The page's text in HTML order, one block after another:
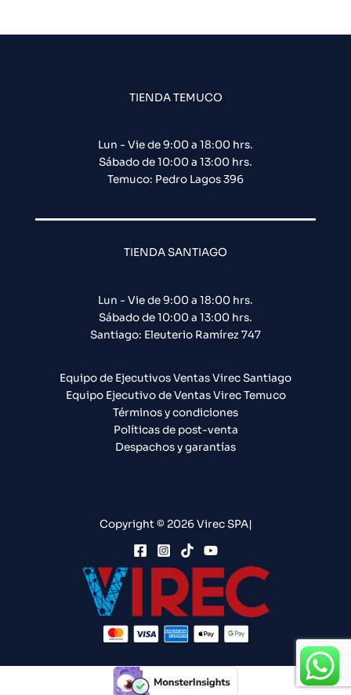
TIENDA TEMUCO
Lun - Vie de 9:00 a 18:00 hrs.
Sábado de 10:00 a 13:00 hrs.
Temuco: Pedro Lagos 396
TIENDA SANTIAGO
Lun - Vie de 9:00 a 18:00 hrs.
Sábado de 10:00 a 13:00 hrs.
Santiago: Eleuterio Ramírez 747​
Equipo de Ejecutivos Ventas Virec Santiago
Equipo Ejecutivo de Ventas Virec Temuco
Términos y condiciones
Políticas de post-venta
Despachos y garantías
Copyright © 2026 Virec SPA|